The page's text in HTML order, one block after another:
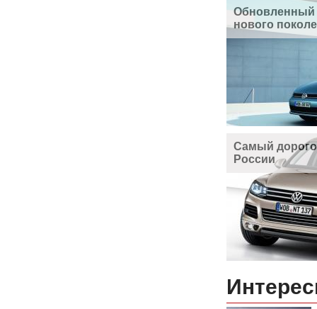
Обновленный
нового
Самый
России